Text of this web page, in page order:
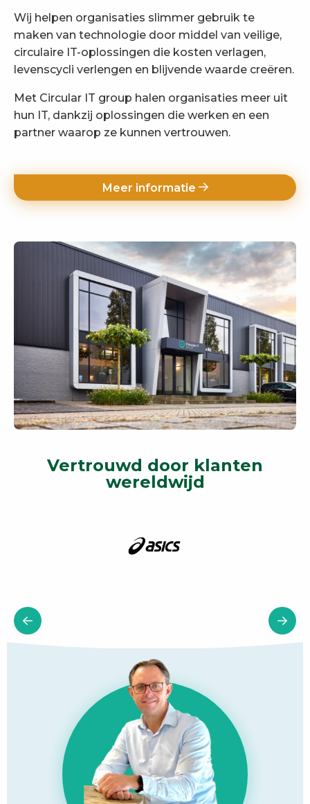
Wij helpen organisaties slimmer gebruik te
maken van technologie door middel van veilige,
circulaire IT-oplossingen die kosten verlagen,
levenscycli verlengen en blijvende waarde creëren.
Met Circular IT group halen organisaties meer uit
hun IT, dankzij oplossingen die werken en een
partner waarop ze kunnen vertrouwen.
Meer informatie
Vertrouwd door klanten
wereldwijd